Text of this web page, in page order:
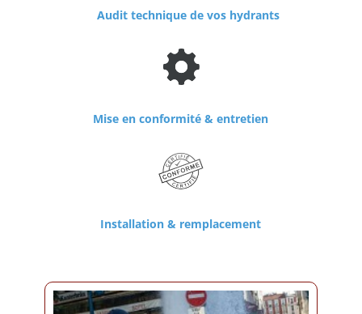
Audit technique de vos hydrants
Mise en conformité & entretien
Installation & remplacement